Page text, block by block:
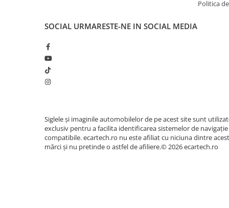
Prelungitoare
Aeroterme
Dezumidificatoare
Compresoare aer
Difuzore Auto
Casti Wireless
Subwoofer Auto
Politica
SOCIAL URMARESTE-NE IN SOCIAL MEDIA
Siglele și imaginile automobilelor de pe acest site sunt
exclusiv pentru a facilita identificarea sistemelor de navigație
compatibile. ecartech.ro nu este afiliat cu niciuna dintre
mărci și nu pretinde o astfel de afiliere.© 2026 ecartech.ro